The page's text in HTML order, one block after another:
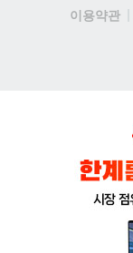
이용약관